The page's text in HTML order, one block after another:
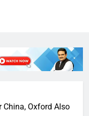
China, Oxford Also